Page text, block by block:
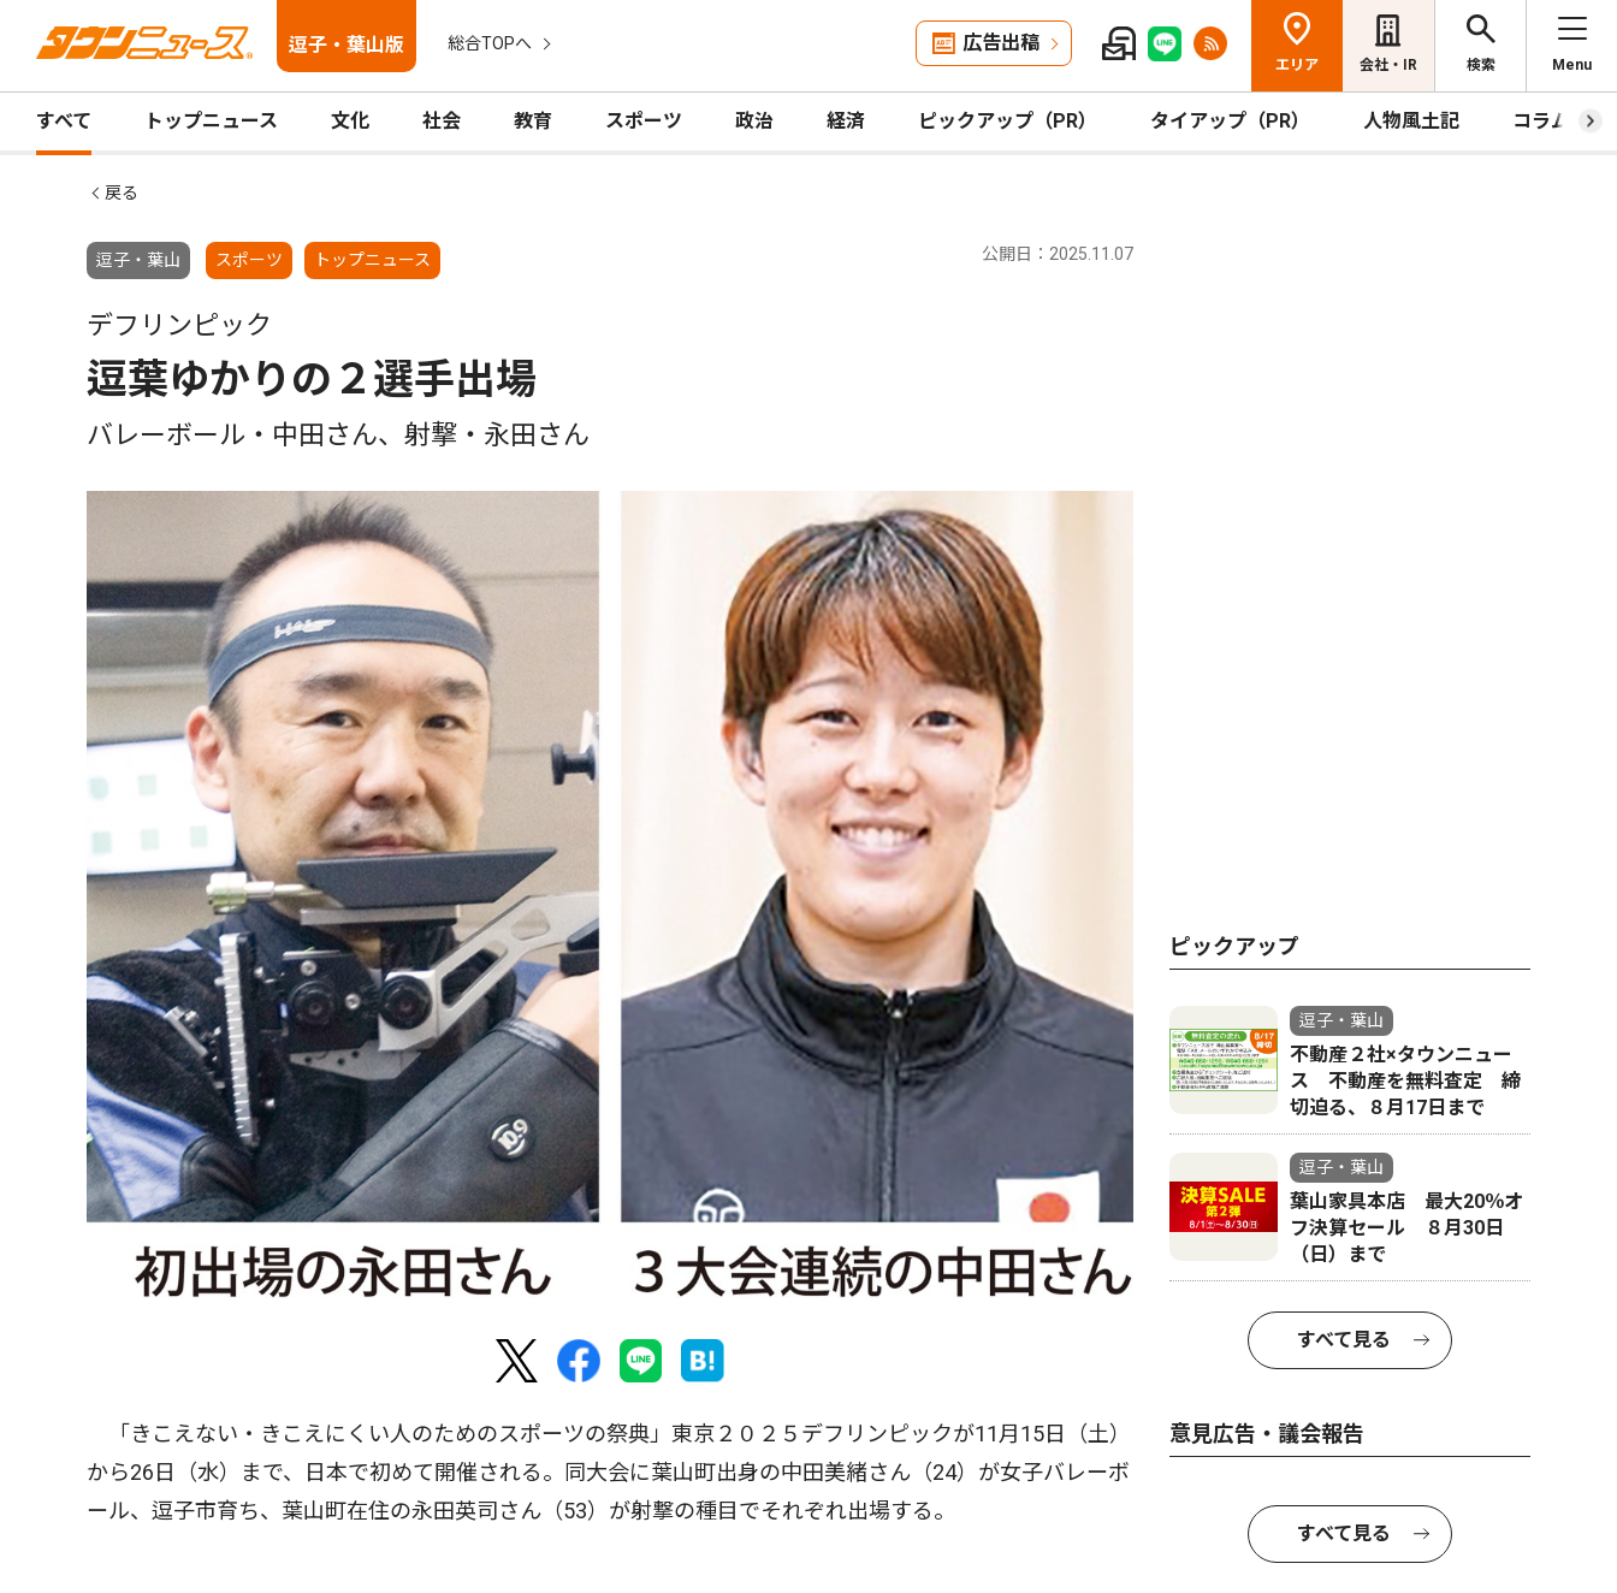
逗子・葉山版 総合TOPへ 広告出稿
エリア 会社・IR 検索 Menu
すべて トップニュース 文化 社会 教育 スポーツ 政治 経済 ピックアップ（PR） タイアップ（PR） 人物風土記 コラム
戻る
逗子・葉山 スポーツ トップニュース 公開日：2025.11.07
デフリンピック
逗葉ゆかりの２選手出場
バレーボール・中田さん、射撃・永田さん
「きこえない・きこえにくい人のためのスポーツの祭典」東京２０２５デフリンピックが11月15日（土）
から26日（水）まで、日本で初めて開催される。同大会に葉山町出身の中田美緒さん（24）が女子バレーボ
ール、逗子市育ち、葉山町在住の永田英司さん（53）が射撃の種目でそれぞれ出場する。
ピックアップ
逗子・葉山
不動産２社×タウンニュー
ス 不動産を無料査定 締
切迫る、８月17日まで
逗子・葉山
葉山家具本店 最大20％オ
フ決算セール ８月30日
（日）まで
すべて見る
意見広告・議会報告
すべて見る